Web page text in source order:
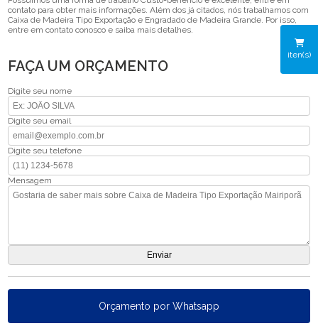
iten(s)
contato para obter mais informações. Além dos já citados, nós trabalhamos com
Caixa de Madeira Tipo Exportação e Engradado de Madeira Grande. Por isso,
entre em contato conosco e saiba mais detalhes.
FAÇA UM ORÇAMENTO
Digite seu nome
Digite seu email
Digite seu telefone
Mensagem
Orçamento por Whatsapp